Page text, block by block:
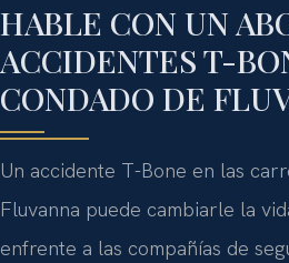
HABLE CON UN
ACCIDENTES T-
CONDADO DE
Un accidente T-Bone en las
Fluvanna puede cambiarle la
enfrente a las compañías de